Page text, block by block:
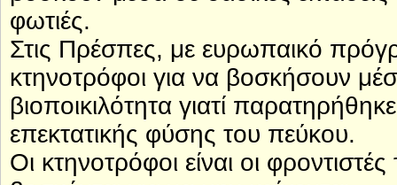
φωτιές.
Στις Πρέσπες, με ευρωπαικό
κτηνοτρόφοι για να βοσκήσουν
βιοποικιλότητα γιατί
επεκτατικής φύσης του πεύκου.
Οι κτηνοτρόφοι είναι οι